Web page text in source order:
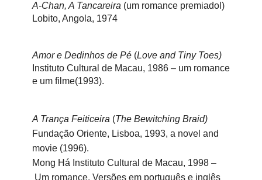
A-Chan, A Tancareira (um romance premiadol)
Lobito, Angola, 1974
Amor e Dedinhos de Pé(Love and Tiny Toes)
Instituto Cultural de Macau, 1986 – um romance
e um filme(1993).
A Trança Feiticeira (The Bewitching Braid)
Fundação Oriente, Lisboa, 1993, a novel and
movie (1996).
Mong Há Instituto Cultural de Macau, 1998 –
Um romance. Versões em português e inglês